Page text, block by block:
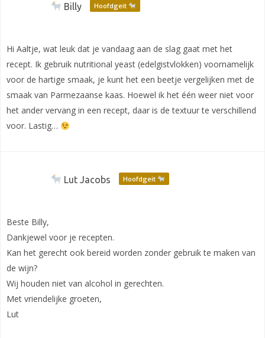
Billy Hoofdgeit
Hi Aaltje, wat leuk dat je vandaag aan de slag gaat met het
recept. Ik gebruik nutritional yeast (edelgistvlokken) voornamelijk
voor de hartige smaak, je kunt het een beetje vergelijken met de
smaak van Parmezaanse kaas. Hoewel ik het één weer niet voor
het ander vervang in een recept, daar is de textuur te verschillend
voor. Lastig…
Lut Jacobs Hoofdgeit
Beste Billy,
Dankjewel voor je recepten.
Kan het gerecht ook bereid worden zonder gebruik te maken van
de wijn?
Wij houden niet van alcohol in gerechten.
Met vriendelijke groeten,
Lut